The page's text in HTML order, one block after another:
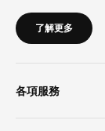
了解更多
各項服務